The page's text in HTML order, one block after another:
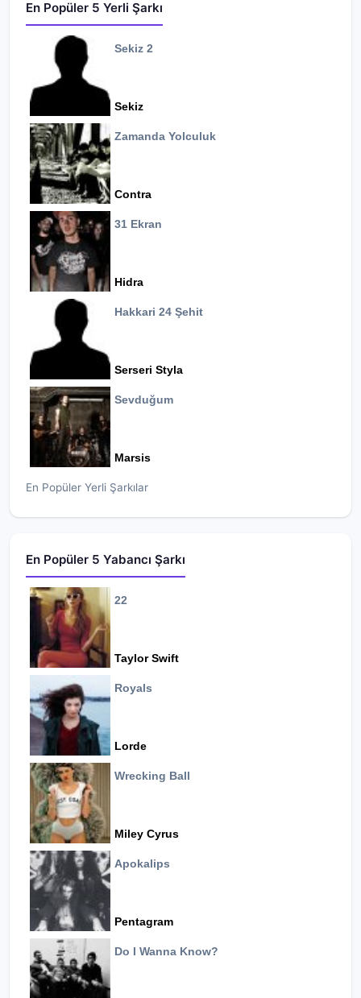
En Popüler 5 Yerli Şarkı
Sekiz 2
Sekiz
Zamanda Yolculuk
Contra
31 Ekran
Hidra
Hakkari 24 Şehit
Serseri Styla
Sevduğum
Marsis
En Popüler Yerli Şarkılar
En Popüler 5 Yabancı Şarkı
22
Taylor Swift
Royals
Lorde
Wrecking Ball
Miley Cyrus
Apokalips
Pentagram
Do I Wanna Know?